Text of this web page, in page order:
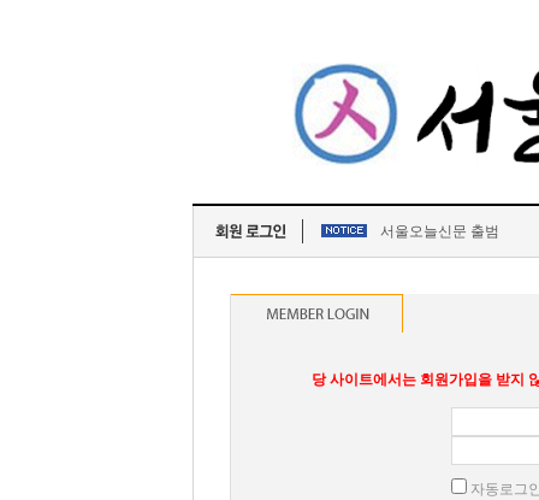
서울오늘신문 출범
당 사이트에서는 회원가입을 받지
자동로그